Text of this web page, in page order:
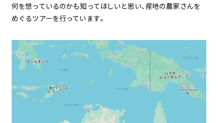
何を想っているのかも知ってほしいと思い、産地の農家さんを
めぐるツアーを行っています。